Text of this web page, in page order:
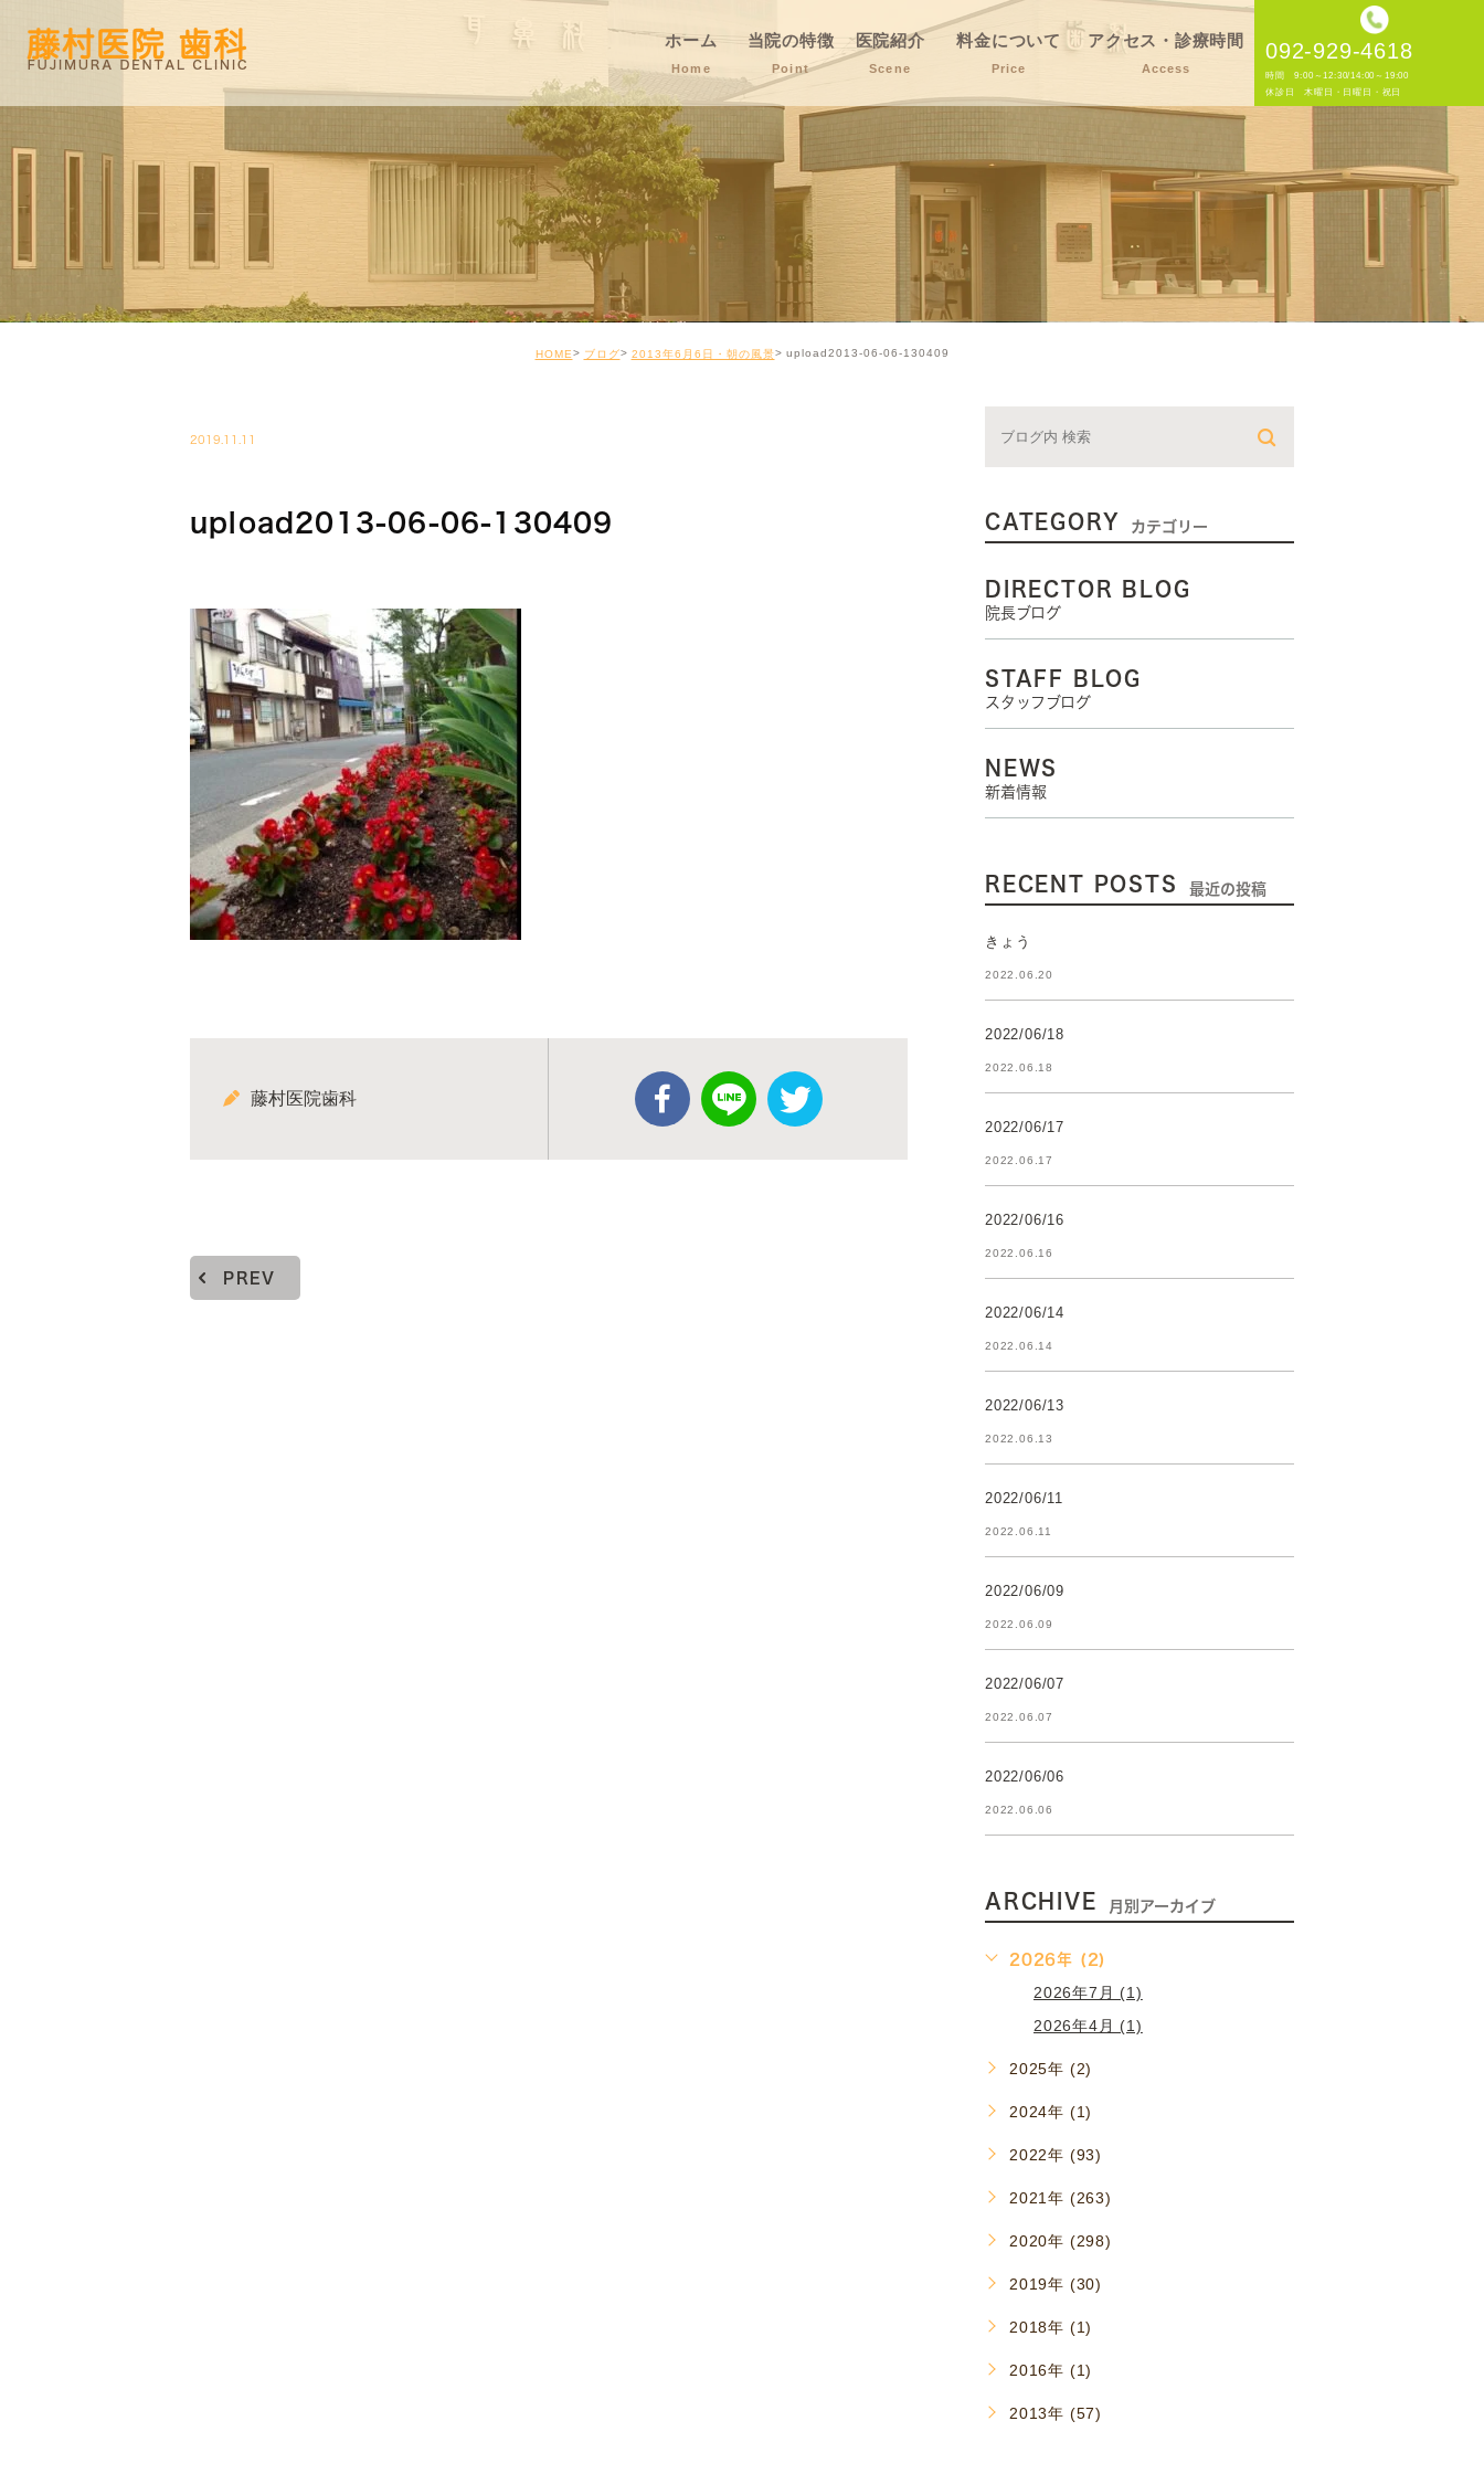
092-929-4618
時間 9:00～12:30/14:00～19:00
休診日 木曜日・日曜日・祝日
ホーム
Home
当院の特徴
Point
医院紹介
Scene
料金について
Price
アクセス・診療時間
Access
HOME ブログ 2013年6月6日・朝の風景 upload2013-06-06-130409
2019.11.11
upload2013-06-06-130409
藤村医院歯科
PREV
CATEGORY カテゴリー
DIRECTOR BLOG
院長ブログ
STAFF BLOG
スタッフブログ
NEWS
新着情報
RECENT POSTS 最近の投稿
きょう
2022.06.20
2022/06/18
2022.06.18
2022/06/17
2022.06.17
2022/06/16
2022.06.16
2022/06/14
2022.06.14
2022/06/13
2022.06.13
2022/06/11
2022.06.11
2022/06/09
2022.06.09
2022/06/07
2022.06.07
2022/06/06
2022.06.06
ARCHIVE 月別アーカイブ
2026年 (2)
2026年7月 (1)
2026年4月 (1)
2025年 (2)
2024年 (1)
2022年 (93)
2021年 (263)
2020年 (298)
2019年 (30)
2018年 (1)
2016年 (1)
2013年 (57)